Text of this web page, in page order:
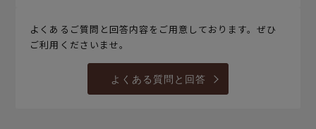
よくあるご質問と回答内容をご用意しております。ぜひ
ご利用くださいませ。
よくある質問と回答